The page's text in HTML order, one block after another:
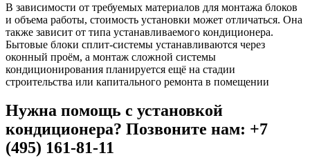
В зависимости от требуемых материалов для монтажа блоков
и объема работы, стоимость установки может отличаться. Она
также зависит от типа устанавливаемого кондиционера.
Бытовые блоки сплит-системы устанавливаются через
оконный проём, а монтаж сложной системы
кондиционирования планируется ещё на стадии
строительства или капитального ремонта в помещении
Нужна помощь с установкой
кондиционера? Позвоните нам: +7
(495) 161-81-11